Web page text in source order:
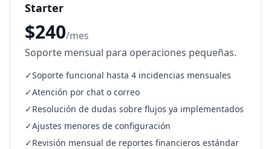
Starter
$240/mes
Soporte mensual para operaciones pequeñas.
✓Soporte funcional hasta 4 incidencias mensuales
✓Atención por chat o correo
✓Resolución de dudas sobre flujos ya implementados
✓Ajustes menores de configuración
✓Revisión mensual de reportes financieros estándar